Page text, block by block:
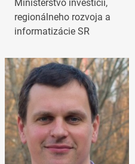
Ministerstvo investícií,
regionálneho rozvoja a
informatizácie SR